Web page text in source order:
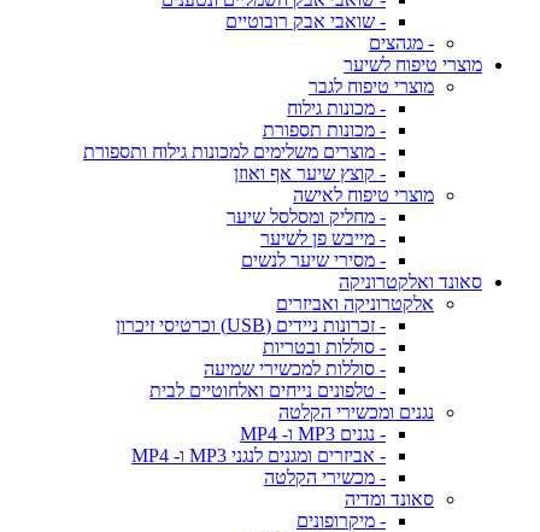
- שואבי אבק רובוטיים
- מגהצים
מוצרי טיפוח לשיער
מוצרי טיפוח לגבר
- מכונות גילוח
- מכונות תספורת
- מוצרים משלימים למכונות גילוח ותספורת
- קוצץ שיער אף ואוזן
מוצרי טיפוח לאישה
- מחליק ומסלסל שיער
- מייבש פן לשיער
- מסירי שיער לנשים
סאונד ואלקטרוניקה
אלקטרוניקה ואביזרים
- זכרונות ניידים (USB) וכרטיסי זיכרון
- סוללות ובטריות
- סוללות למכשירי שמיעה
- טלפונים נייחים ואלחוטיים לבית
נגנים ומכשירי הקלטה
- נגנים MP3 ו- MP4
- אביזרים ומגנים לנגני MP3 ו- MP4
- מכשירי הקלטה
סאונד ומדיה
- מיקרופונים